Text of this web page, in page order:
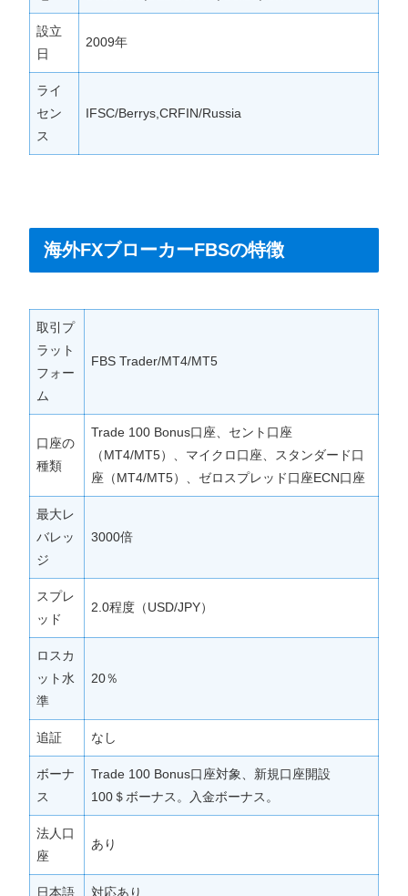
設立
日
2009年
ライ
セン
ス
IFSC/Berrys,CRFIN/Russia
海外FXブローカーFBSの特徴
取引プ
ラット
フォー
ム
FBS Trader/MT4/MT5
口座の
種類
Trade 100 Bonus口座、セント口座
（MT4/MT5）、マイクロ口座、スタンダード口
座（MT4/MT5）、ゼロスプレッド口座ECN口座
最大レ
バレッ
ジ
3000倍
スプレ
ッド
2.0程度（USD/JPY）
ロスカ
ット水
準
20％
追証 なし
ボーナ
ス
Trade 100 Bonus口座対象、新規口座開設
100＄ボーナス。入金ボーナス。
法人口
座
あり
日本語 対応あり